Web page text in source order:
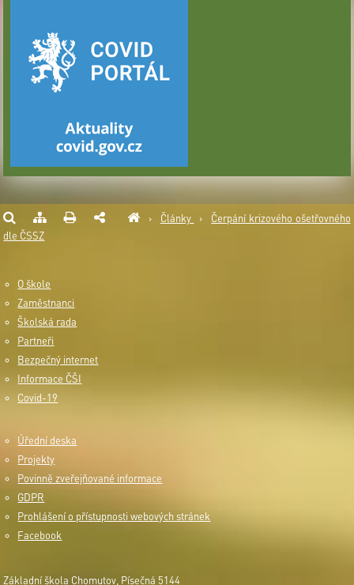
› Články ›
Čerpání krizového ošetřovného
dle ČSSZ
O škole
Zaměstnanci
Školská rada
Partneři
Bezpečný internet
Informace ČŠI
Covid-19
Úřední deska
Projekty
Povinně zveřejňované informace
GDPR
Prohlášení o přístupnosti webových stránek
Facebook
Základní škola Chomutov, Písečná 5144